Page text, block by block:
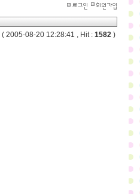
( 2005-08-20 12:28:41 , Hit : 1582 )